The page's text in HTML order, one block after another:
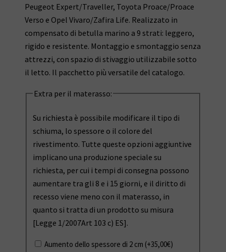
Peugeot Expert/Traveller, Toyota Proace/Proace
Verso e Opel Vivaro/Zafira Life. Realizzato in
compensato di betulla marino a 9 strati: leggero,
rigido e resistente. Montaggio e smontaggio senza
attrezzi, con spazio di stivaggio utilizzabile sotto
il letto. Il pacchetto più versatile del catalogo.
Extra per il materasso:
Su richiesta è possibile modificare il tipo di
schiuma, lo spessore o il colore del
rivestimento. Tutte queste opzioni aggiuntive
implicano una produzione speciale su
richiesta, per cui i tempi di consegna possono
aumentare tra gli 8 e i 15 giorni, e il diritto di
recesso viene meno con il materasso, in
quanto si tratta di un prodotto su misura
[Legge 1/2007Art 103 c) ES].
Aumento dello spessore di 2 cm (+35,00€)